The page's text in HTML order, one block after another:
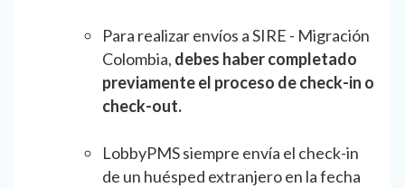
Para realizar envíos a SIRE - Migración
Colombia, debes haber completado
previamente el proceso de check-in o
check-out.
LobbyPMS siempre envía el check-in
de un huésped extranjero en la fecha